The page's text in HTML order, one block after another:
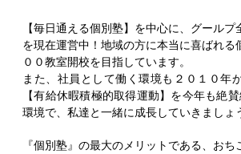
【毎日通える個別塾】を中心に、グール
を現在運営中！地域の方に本当に喜ばれる
００教室開校を目指しています。
また、社員として働く環境も２０１０年
【有給休暇積極的取得運動】を今年も絶
環境で、私達と一緒に成長していきまし
『個別塾』の最大のメリットである、お